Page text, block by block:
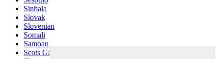
Sinhala
Slovak
Slovenian
Somali
Samoan
Scots Gaelic